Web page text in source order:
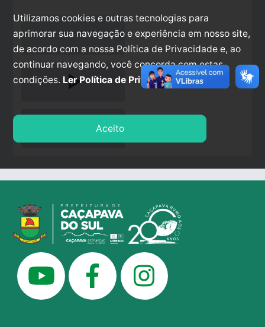
play_arrow
Utilizamos cookies e outras tecnologias para
aprimorar sua navegação e experiência em nosso site,
de acordo com a nossa Política de Privacidade e, ao
continuar navegando, você concorda com estas
condições. Ler Política de Privacidade.
Aceito